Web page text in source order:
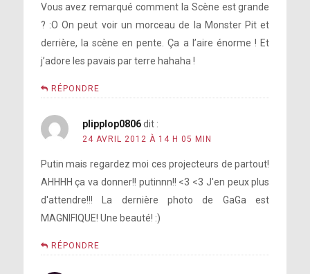
Vous avez remarqué comment la Scène est grande
? :O On peut voir un morceau de la Monster Pit et
derrière, la scène en pente. Ça a l’aire énorme ! Et
j’adore les pavais par terre hahaha !
RÉPONDRE
plipplop0806 dit :
24 AVRIL 2012 À 14 H 05 MIN
Putin mais regardez moi ces projecteurs de partout!
AHHHH ça va donner!! putinnn!! <3 <3 J'en peux plus
d'attendre!!! La dernière photo de GaGa est
MAGNIFIQUE! Une beauté! :)
RÉPONDRE